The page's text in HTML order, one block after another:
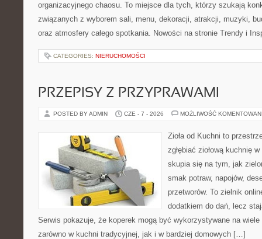
organizacyjnego chaosu. To miejsce dla tych, którzy szukają
związanych z wyborem sali, menu, dekoracji, atrakcji, muzyki,
oraz atmosfery całego spotkania. Nowości na stronie Trendy i
CATEGORIES: NIERUCHOMOŚCI
PRZEPISY Z PRZYPRAWAMI
POSTED BY ADMIN CZE - 7 - 2026 MOŻLIWOŚĆ
Zioła od Kuchni to
zgłębiać ziołową kuchnię
skupia się na tym, jak
smak potraw, napojów,
przetworów. To zielnik
dodatkiem do dań, lecz
Serwis pokazuje, że koperek mogą być wykorzystywane na
zarówno w kuchni tradycyjnej, jak i w bardziej domowych […]